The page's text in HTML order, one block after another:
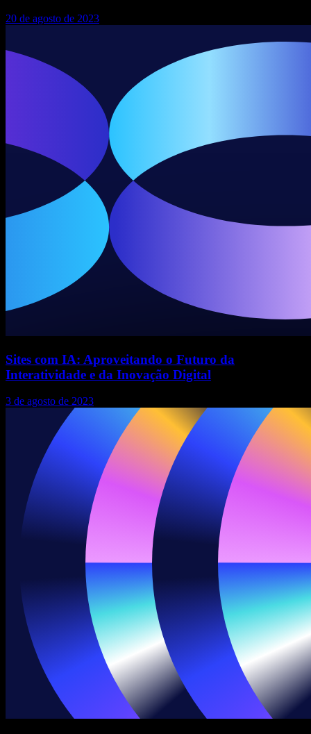
20 de agosto de 2023
Sites com IA: Aproveitando o Futuro da
Interatividade e da Inovação Digital
3 de agosto de 2023